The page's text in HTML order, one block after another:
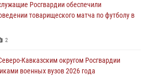
с Александром Маршалом»
по Уральскому округу Росгвардии и
Росгвардии обеспечили
товарищеского матча по футболу в
2
Кавказским округом Росгвардии
военных вузов 2026 года